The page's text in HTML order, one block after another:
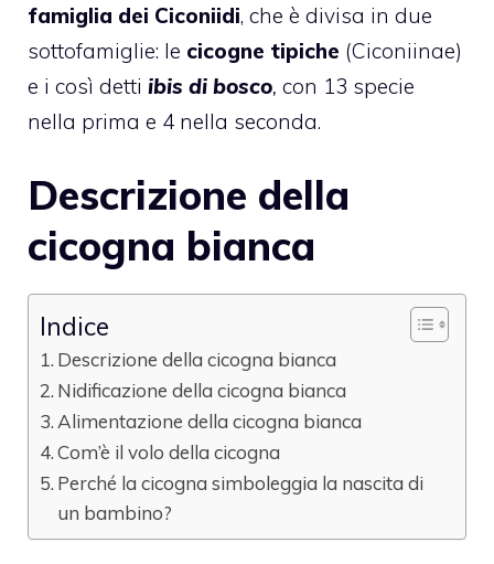
famiglia dei Ciconiidi, che è divisa in due
sottofamiglie: le cicogne tipiche (Ciconiinae)
e i così detti ibis di bosco, con 13 specie
nella prima e 4 nella seconda.
Descrizione della
cicogna bianca
Indice
Descrizione della cicogna bianca
Nidificazione della cicogna bianca
Alimentazione della cicogna bianca
Com’è il volo della cicogna
Perché la cicogna simboleggia la nascita di
un bambino?